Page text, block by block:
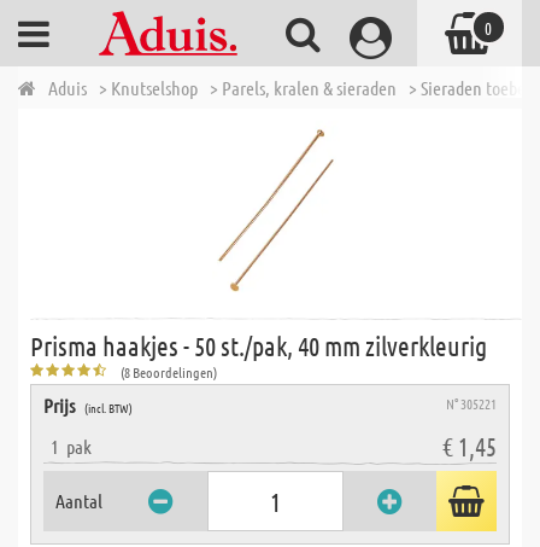
Aduis > Knutselshop > Parels, kralen & sieraden > Sieraden
Prisma haakjes - 50 st./pak, 40 mm zilverkleurig
(8 Beoordelingen)
Prijs (incl. BTW) N° 305221
1 pak € 1,45
Aantal
0